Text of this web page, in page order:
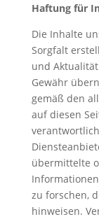
Haftung für
Die Inhalte
Sorgfalt
und
Gewähr
gemäß den
auf diesen
übermittelte
zu forschen,
hinweisen.